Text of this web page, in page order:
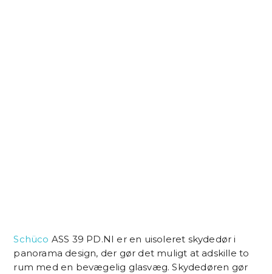
Schüco ASS 39 PD.NI er en uisoleret skydedør i
panorama design, der gør det muligt at adskille to
rum med en bevægelig glasvæg. Skydedøren gør